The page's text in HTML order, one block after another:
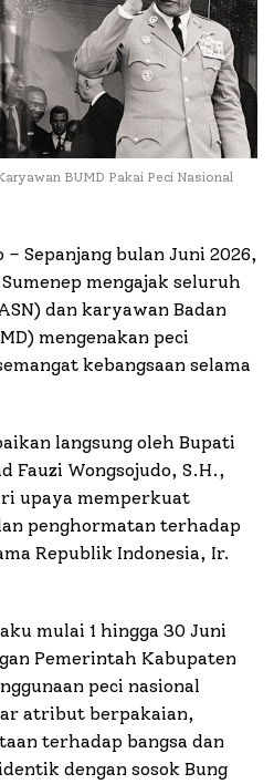
BUMD Pakai Peci Nasional
Sepanjang bulan Juni 2026,
mengajak seluruh
dan karyawan Badan
mengenakan peci
kebangsaan selama
langsung oleh Bupati
Fauzi Wongsojudo, S.H.,
upaya memperkuat
penghormatan terhadap
Republik Indonesia, Ir.
mulai 1 hingga 30 Juni
Pemerintah Kabupaten
peci nasional
atribut berpakaian,
terhadap bangsa dan
dengan sosok Bung